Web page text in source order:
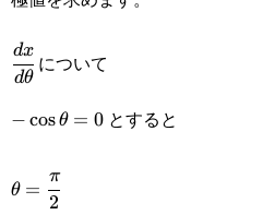
1}{1+\sin\theta}
\cfrac{dx}
{d\theta}
dθ
dx について
-
−cosθ = 0 とすると
\theta=\cfrac{\pi}
θ =
2
π